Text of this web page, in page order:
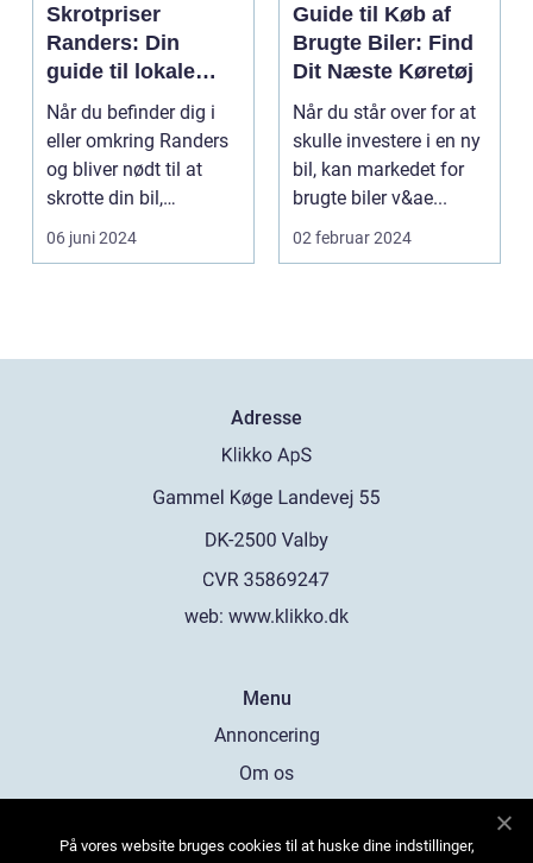
Skrotpriser
Randers: Din
guide til lokale
muligheder
Når du befinder dig i
eller omkring Randers
og bliver nødt til at
skrotte din bil,
gammelt jern elle...
06 juni 2024
Guide til Køb af
Brugte Biler: Find
Dit Næste Køretøj
Når du står over for at
skulle investere i en ny
bil, kan markedet for
brugte biler v&ae...
02 februar 2024
Adresse
web: www.klikko.dk
Menu
Annoncering
Om os
Kontakt os
På vores website bruges cookies til at huske dine indstillinger,